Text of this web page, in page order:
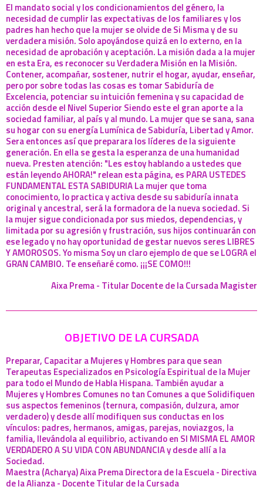
El mandato social y los condicionamientos del género, la
necesidad de cumplir las expectativas de los familiares y los
padres han hecho que la mujer se olvide de Si Misma y de su
verdadera misión. Solo apoyándose quizá en lo externo, en la
necesidad de aprobación y aceptación. La misión dada a la mujer
en esta Era, es reconocer su Verdadera Misión en la Misión.
Contener, acompañar, sostener, nutrir el hogar, ayudar, enseñar,
pero por sobre todas las cosas es tomar Sabiduría de
Excelencia, potenciar su intuición femenina y su capacidad de
acción desde el Nivel Superior Siendo este el gran aporte a la
sociedad familiar, al país y al mundo. La mujer que se sana, sana
su hogar con su energía Lumínica de Sabiduría, Libertad y Amor.
Sera entonces así que preparara los líderes de la siguiente
generación. En ella se gesta la esperanza de una humanidad
nueva. Presten atención: "Les estoy hablando a ustedes que
están leyendo AHORA!" relean esta página, es PARA USTEDES
FUNDAMENTAL ESTA SABIDURIA La mujer que toma
conocimiento, lo practica y activa desde su sabiduría innata
original y ancestral, será la formadora de la nueva sociedad. Si
la mujer sigue condicionada por sus miedos, dependencias, y
limitada por su agresión y frustración, sus hijos continuarán con
ese legado y no hay oportunidad de gestar nuevos seres LIBRES
Y AMOROSOS. Yo misma Soy un claro ejemplo de que se LOGRA el
GRAN CAMBIO. Te enseñaré como. ¡¡¡SE COMO!!!
Aixa Prema - Titular Docente de la Cursada Magister
OBJETIVO DE LA CURSADA
Preparar, Capacitar a Mujeres y Hombres para que sean
Terapeutas Especializados en Psicología Espiritual de la Mujer
para todo el Mundo de Habla Hispana. También ayudar a
Mujeres y Hombres Comunes no tan Comunes a que Solidifiquen
sus aspectos femeninos (ternura, compasión, dulzura, amor
verdadero) y desde allí modifiquen sus conductas en los
vínculos: padres, hermanos, amigas, parejas, noviazgos, la
familia, llevándola al equilibrio, activando en SI MISMA EL AMOR
VERDADERO A SU VIDA CON ABUNDANCIA y desde allí a la
Sociedad.
Maestra (Acharya) Aixa Prema Directora de la Escuela - Directiva
de la Alianza - Docente Titular de la Cursada